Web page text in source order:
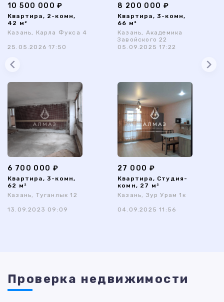
10 500 000 ₽
Квартира, 2-комн,
42 м²
Казань, Карла Фукса 4
25.05.2026 17:50
8 200 000 ₽
Квартира, 3-комн,
66 м²
Казань, Академика
Завойского 22
05.09.2025 17:22
6 700 000 ₽
Квартира, 3-комн,
62 м²
Казань, Туганлык 12
13.09.2023 09:09
27 000 ₽
Квартира, Студия-
комн, 27 м²
Казань, Зур Урам 1к
04.09.2025 11:56
Проверка недвижимости